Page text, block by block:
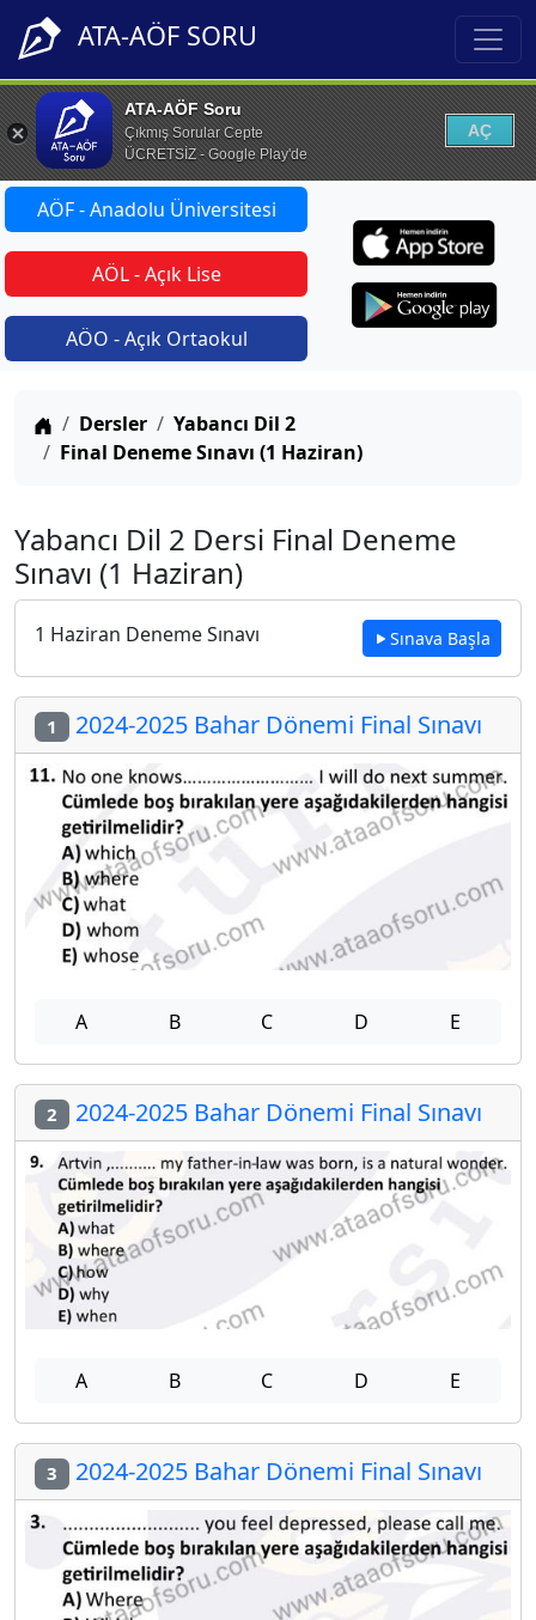
ATA-AÖF SORU
ATA-AÖF Soru
Çıkmış Sorular Cepte
ÜCRETSİZ - Google Play'de
AÇ
AÖF - Anadolu Üniversitesi
AÖL - Açık Lise
AÖO - Açık Ortaokul
Anasayfa
Dersler
Yabancı Dil 2
Final Deneme Sınavı (1 Haziran)
Yabancı Dil 2 Dersi Final Deneme
Sınavı (1 Haziran)
1 Haziran Deneme Sınavı Sınava Başla
1 2024-2025 Bahar Dönemi Final Sınavı
A B C D E
2 2024-2025 Bahar Dönemi Final Sınavı
A B C D E
3 2024-2025 Bahar Dönemi Final Sınavı